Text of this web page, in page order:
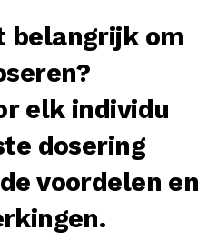
belangrijk om
elk individu
dosering
voordelen en